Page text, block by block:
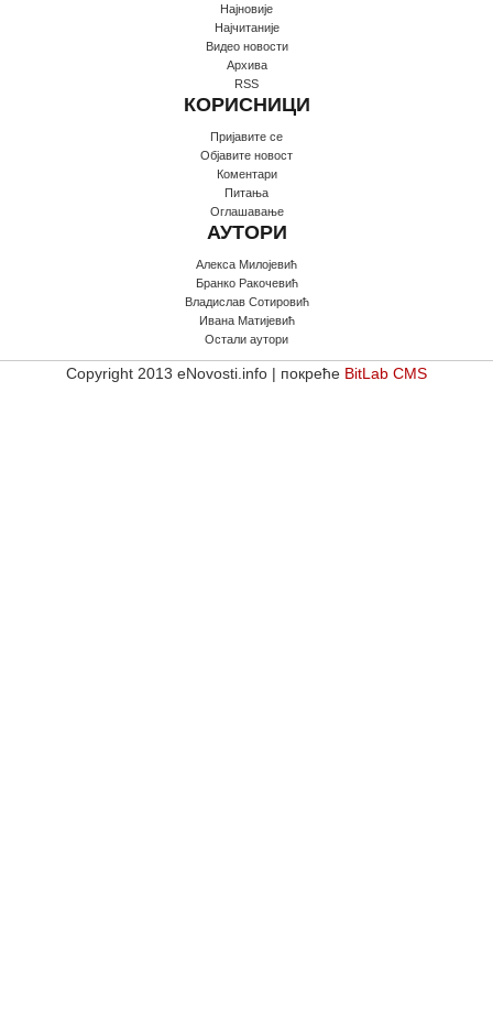
Најновије
Најчитаније
Видео новости
Архива
RSS
КОРИСНИЦИ
Пријавите се
Oбјавите новост
Коментари
Питања
Оглашавање
АУТОРИ
Алекса Милојевић
Бранко Ракочевић
Владислав Сотировић
Ивана Матијевић
Остали аутори
Copyright 2013 eNovosti.info | покреће BitLab CMS